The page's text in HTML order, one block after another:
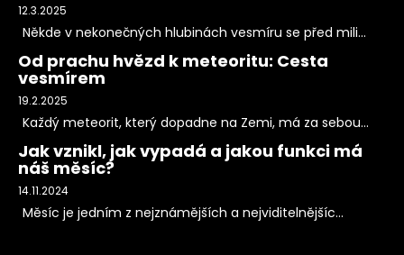
12.3.2025
Někde v nekonečných hlubinách vesmíru se před mili...
Od prachu hvězd k meteoritu: Cesta
vesmírem
19.2.2025
Každý meteorit, který dopadne na Zemi, má za sebou...
Jak vznikl, jak vypadá a jakou funkci má
náš měsíc?
14.11.2024
Měsíc je jedním z nejznámějších a nejviditelnějšíc...